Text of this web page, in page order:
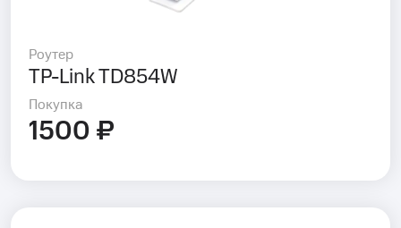
Роутер
TP-Link TD854W
Покупка
1500 ₽